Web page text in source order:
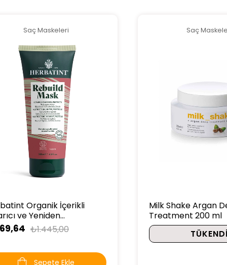
Saç Maskeleri
Organik İçerikli
ve Yeniden
Bakım Maskesi
ml
₺1.445,00
Sepete Ekle
Saç
Milk Shake Argan
Treatment 200 ml